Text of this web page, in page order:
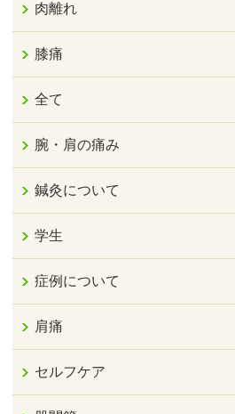
肉離れ
膝痛
全て
腕・肩の痛み
鍼灸について
学生
症例について
肩痛
セルフケア